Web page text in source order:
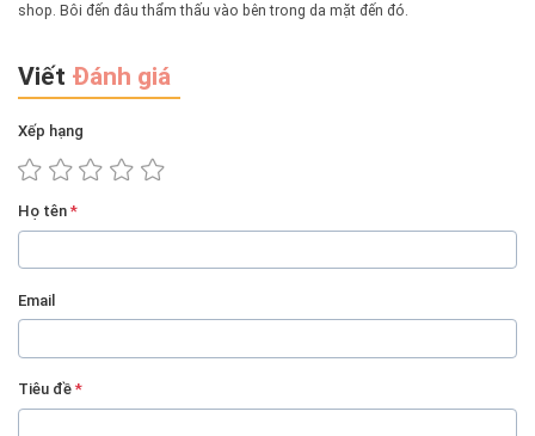
shop. Bôi đến đâu thẩm thấu vào bên trong da mặt đến đó.
Viết Đánh giá
Xếp hạng
Họ tên *
Email
Tiêu đề *